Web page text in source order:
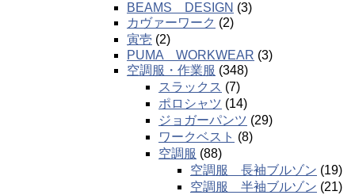
BEAMS DESIGN (3)
カヴァーワーク (2)
寅壱 (2)
PUMA WORKWEAR (3)
空調服・作業服 (348)
スラックス (7)
ポロシャツ (14)
ジョガーパンツ (29)
ワークベスト (8)
空調服 (88)
空調服 長袖ブルゾン (19)
空調服 半袖ブルゾン (21)